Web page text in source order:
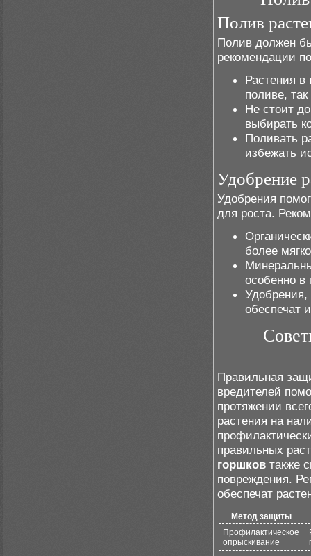
Полив
Полив должен
рекомендации
Растения в
поливе,
Не стоит
выбирать
Поливать
избежать
Удобрение
Удобрения
для роста.
более
особенно в
Удобрения,
обеспечат
Правильная
вредителей
протяжении
растения на
правильных
горшков также
повреждения.
обеспечат
Метод защиты
Профилактическое
опрыскивание